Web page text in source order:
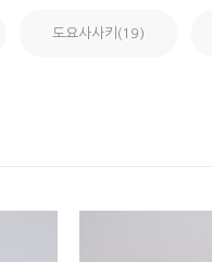
도요사사키(19)